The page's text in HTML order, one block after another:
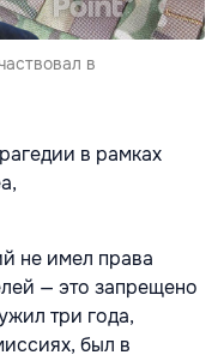
в
в рамках
не имел права
— это запрещено
три года,
был в